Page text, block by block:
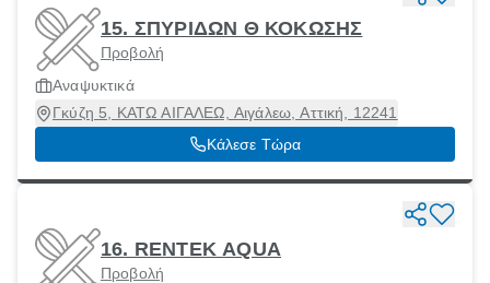
15. ΣΠΥΡΙΔΩΝ Θ ΚΟΚΩΣΗΣ
Προβολή
Αναψυκτικά
Γκύζη 5, ΚΑΤΩ ΑΙΓΑΛΕΩ, Αιγάλεω, Αττική, 12241
Κάλεσε Τώρα
16. RENTEK AQUA
Προβολή